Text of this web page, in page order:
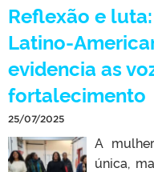
Reflexão e
Latino-
evidencia as
fortalecimento
25/07/2025
A
única,